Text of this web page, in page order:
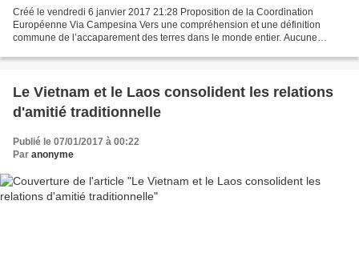
Créé le vendredi 6 janvier 2017 21:28 Proposition de la Coordination
Européenne Via Campesina Vers une compréhension et une définition
commune de l’accaparement des terres dans le monde entier. Aucune
Le Vietnam et le Laos consolident les relations
d'amitié traditionnelle
Publié le 07/01/2017 à 00:22
Par anonyme